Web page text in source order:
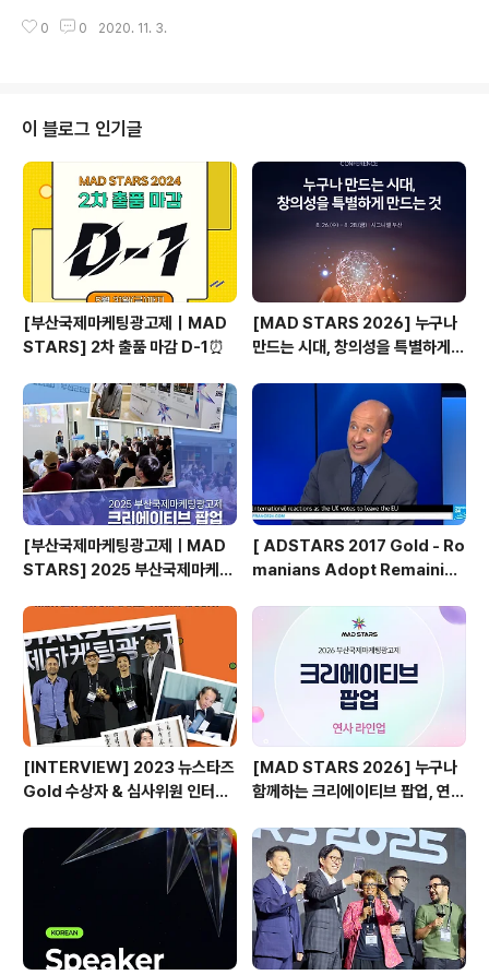
있는 새로운 패키지를 만들게 되었는데요. 포키 스틱의 실
몫을 한 틴더의 광고가 있습니다. 바로 2020 부산국제광
시 이후 혁신적인 모바일 UX와 스와이프의 도입으로 젊은
층을 중심으로 선도적인 데이트 플랫폼이 되었습니다. 틴
더의 기본 사용방법을 정말 단순하고 직관적입니다. 앱에
서 이성 정보를 뷰잉 하다가 호감있는 상대에 따라 호감이
없다면 왼쪽 그리고 호감이 있다면 오른쪽으..
0 0 2020. 11. 3.
이 블로그 인기글
[부산국제마케팅광고제｜MAD
STARS] 2차 출품 마감 D-1⏰
[MAD STARS 2026] 누구나
만드는 시대, 창의성을 특별하게
[부산국제마케팅광고제ㅣMAD
STARS] 2025 부산국제마케팅
기
[ ADSTARS 2017 Gold - Ro
manians Adopt Remainian
[INTERVIEW] 2023 뉴스타즈
Gold 수상자 & 심사위원 인터뷰
[MAD STARS 2026] 누구나
함께하는 크리에이티브 팝업, 연사